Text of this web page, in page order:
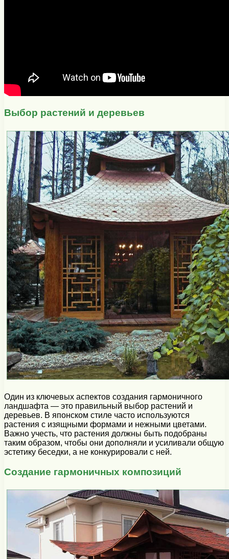
Выбор растений и деревьев
Один из ключевых аспектов создания гармоничного
ландшафта — это правильный выбор растений и
деревьев. В японском стиле часто используются
растения с изящными формами и нежными цветами.
Важно учесть, что растения должны быть подобраны
таким образом, чтобы они дополняли и усиливали общую
эстетику беседки, а не конкурировали с ней.
Создание гармоничных композиций